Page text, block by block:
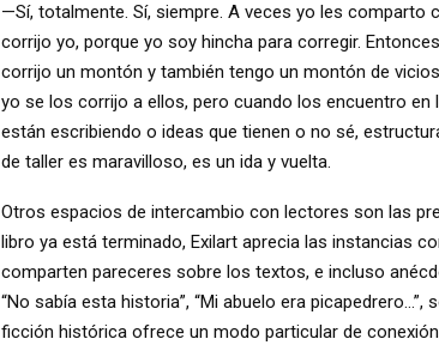
—Sí, totalmente. Sí, siempre. A veces yo les
corrijo yo, porque yo soy hincha para corregir.
corrijo un montón y también tengo un montón de
yo se los corrijo a ellos, pero cuando los encuentro
están escribiendo o ideas que tienen o no sé,
de taller es maravilloso, es un ida y vuelta.
Otros espacios de intercambio con lectores son las
libro ya está terminado, Exilart aprecia las instancias
comparten pareceres sobre los textos, e incluso
“No sabía esta historia”, “Mi abuelo era
ficción histórica ofrece un modo particular de